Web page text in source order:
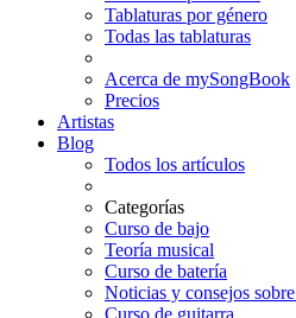
Tablaturas por género
Todas las tablaturas
Acerca de mySongBook
Precios
Artistas
Blog
Todos los artículos
Categorías
Curso de bajo
Teoría musical
Curso de batería
Noticias y consejos
Curso de guitarra